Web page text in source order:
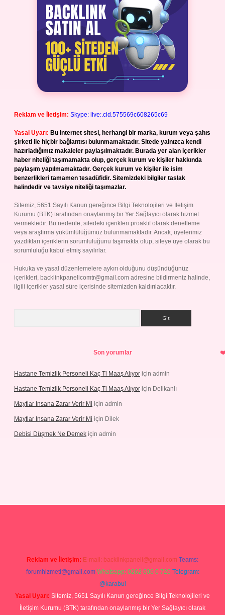
Reklam ve İletişim: Skype: live:.cid.575569c608265c69
Yasal Uyarı: Bu internet sitesi, herhangi bir marka, kurum veya şahıs
şirketi ile hiçbir bağlantısı bulunmamaktadır. Sitede yalnızca kendi
hazırladığımız makaleler paylaşılmaktadır. Burada yer alan içerikler
haber niteliği taşımamakta olup, gerçek kurum ve kişiler hakkında
paylaşım yapılmamaktadır. Gerçek kurum ve kişiler ile isim
benzerlikleri tamamen tesadüfidir. Sitemizdeki bilgiler taslak
halindedir ve tavsiye niteliği taşımazlar.
Sitemiz, 5651 Sayılı Kanun gereğince Bilgi Teknolojileri ve İletişim
Kurumu (BTK) tarafından onaylanmış bir Yer Sağlayıcı olarak hizmet
vermektedir. Bu nedenle, sitedeki içerikleri proaktif olarak denetleme
veya araştırma yükümlülüğümüz bulunmamaktadır. Ancak, üyelerimiz
yazdıkları içeriklerin sorumluluğunu taşımakta olup, siteye üye olarak bu
sorumluluğu kabul etmiş sayılırlar.
Hukuka ve yasal düzenlemelere aykırı olduğunu düşündüğünüz
içerikleri, backlinkpanelicomtr@gmail.com adresine bildirmeniz halinde,
ilgili içerikler yasal süre içerisinde sitemizden kaldırılacaktır.
Son yorumlar
Hastane Temizlik Personeli Kaç Tl Maaş Alıyor için admin
Hastane Temizlik Personeli Kaç Tl Maaş Alıyor için Delikanlı
Maytlar Insana Zarar Verir Mi için admin
Maytlar Insana Zarar Verir Mi için Dilek
Debisi Düşmek Ne Demek için admin
Reklam ve İletişim: E-mail: backlinkpaneli@gmail.com Teams:
forumhizmeti@gmail.com Whatsapp: 0262 606 0 726 Telegram:
@karabul
Yasal Uyarı: Sitemiz, 5651 Sayılı Kanun gereğince Bilgi Teknolojileri ve
İletişim Kurumu (BTK) tarafından onaylanmış bir Yer Sağlayıcı olarak